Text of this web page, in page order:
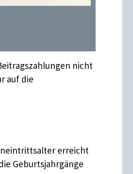
nicht
auf die
erreicht
Geburtsjahrgänge